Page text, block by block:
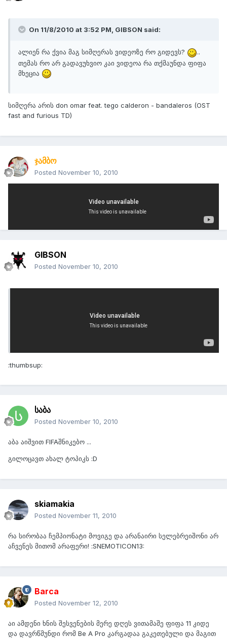
On 11/8/2010 at 3:52 PM, GIBSON said:
ალიენ რა ქვია მაგ სიმღერას ვიდეოზე რო გიდევს?
..
თემას რო არ გადავუხვიო კაი ვიდეოა რა თქმაუნდა ფიფა
მხეცია
სიმღერა არის don omar feat. tego calderon - bandaleros (OST
fast and furious TD)
ჯამბო
Posted November 10, 2010
ის თემა აღარაა მგონი გოლები და რაცხეებიო და ამიტომ აქ
დავდე , შეაფასეთ :chojinfc:
GIBSON
Posted November 10, 2010
ის თემა აღარაა მგონი გოლები და რაცხეებიო და ამიტომ
:thumbsup:
საბა
Posted November 10, 2010
აბა აიშვით FIFAშნიკებო ...
გილოცავთ ახალ ტოპიკს :D
skiamakia
Posted November 11, 2010
რა სირობაა ჩემპიონატი მოვიგე და არანაირი სელებრეიშონი არ
აჩვენეს მითომ არაფერი! :SNEMOTICON13:
Barca
Posted November 12, 2010
აი ამდენი ხნის შესვენების მერე დღეს ვითამაშე ფიფა 11 კიდე
და დავრწმუნდი რომ Be A Pro კარგადაა გაკეთებული და მაგით